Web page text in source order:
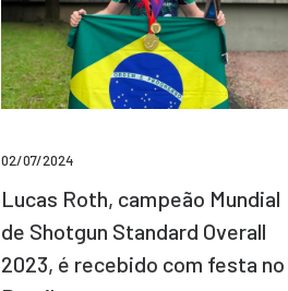
02/07/2024
Lucas Roth, campeão Mundial
de Shotgun Standard Overall
2023, é recebido com festa no